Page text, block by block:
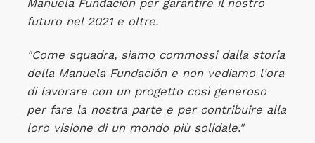
Manuela Fundación per garantire il nostro
futuro nel 2021 e oltre.
"Come squadra, siamo commossi dalla storia
della Manuela Fundación e non vediamo l'ora
di lavorare con un progetto così generoso
per fare la nostra parte e per contribuire alla
loro visione di un mondo più solidale."